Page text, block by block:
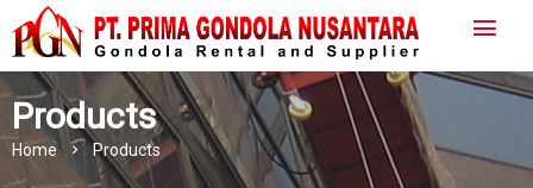
Products
Home Products